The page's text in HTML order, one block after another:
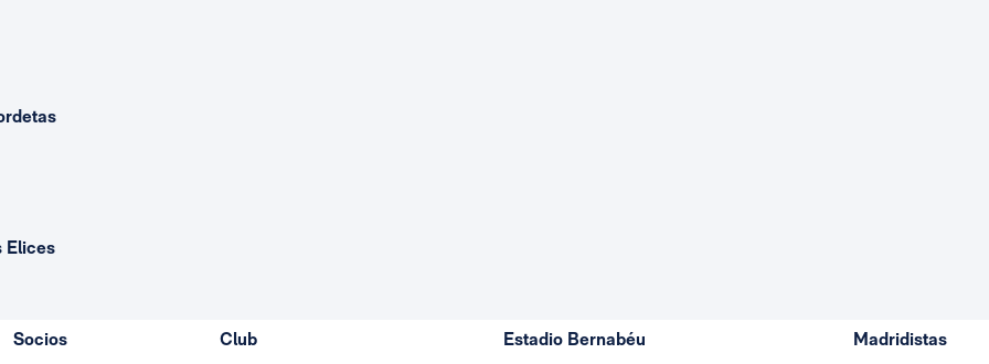
Elices
Socios Club Estadio Bernabéu Madridistas